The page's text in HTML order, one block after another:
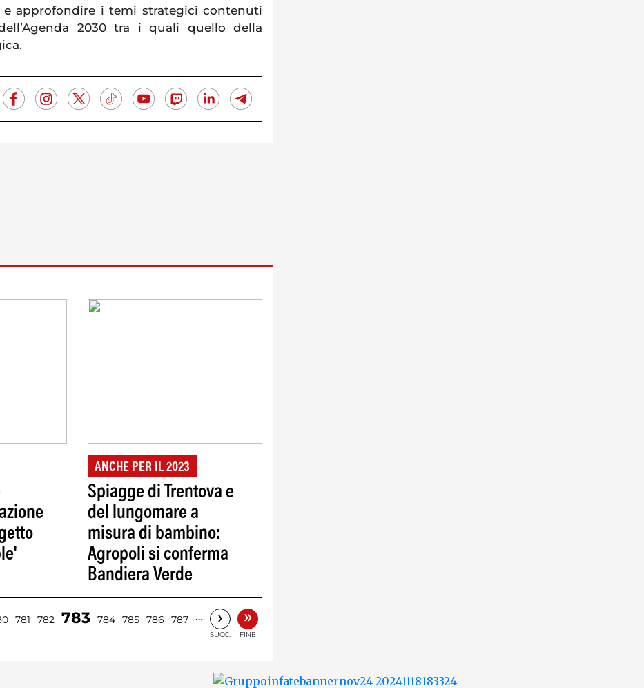
e approfondire i temi strategici contenuti
2030 tra i quali quello della
ANCHE PER IL 2023
Spiagge di Trentova e
del lungomare a
misura di bambino:
Agropoli si conferma
Bandiera Verde
781 782 783 784 785 786 787 … ›
SUCC.
»
FINE